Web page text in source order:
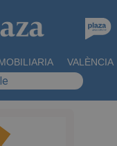
VALÈNCIA